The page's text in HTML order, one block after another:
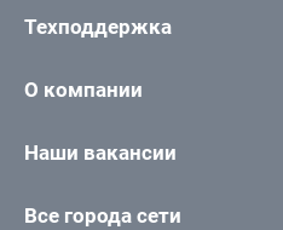
Техподдержка
О компании
Наши вакансии
Все города сети